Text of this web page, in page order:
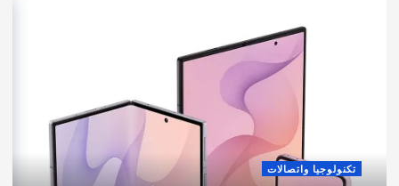
تكنولوجيا واتصالات